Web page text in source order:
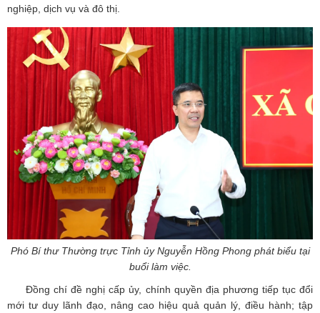
nghiệp, dịch vụ và đô thị.
Phó Bí thư Thường trực Tỉnh ủy Nguyễn Hồng Phong phát biểu tại
buổi làm việc.
Đồng chí đề nghị cấp ủy, chính quyền địa phương tiếp tục đổi
mới tư duy lãnh đạo, nâng cao hiệu quả quản lý, điều hành; tập